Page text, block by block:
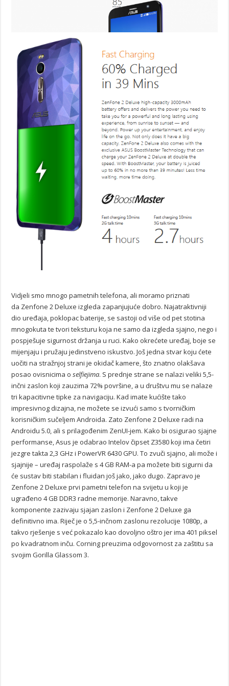
Vidjeli smo mnogo pametnih telefona, ali moramo priznati
da Zenfone 2 Deluxe izgleda zapanjujuće dobro. Najatraktivniji
dio uređaja, poklopac baterije, se sastoji od više od pet stotina
mnogokuta te tvori teksturu koja ne samo da izgleda sjajno, nego i
pospješuje sigurnost držanja u ruci. Kako okrećete uređaj, boje se
mijenjaju i pružaju jedinstveno iskustvo. Još jedna stvar koju ćete
uočiti na stražnjoj strani je okidač kamere, što znatno olakšava
posao ovisnicima oselfiejima. S prednje strane se nalazi veliki 5,5-
inčni zaslon koji zauzima 72% površine, a u društvu mu se nalaze
tri kapacitivne tipke za navigaciju. Kad imate kućište tako
impresivnog dizajna, ne možete se izvući samo s tvorničkim
korisničkim sučeljem Androida. Zato Zenfone 2 Deluxe radi na
Androidu 5.0, ali s prilagođenim ZenUI-jem. Kako bi osigurao sjajne
performanse, Asus je odabrao Intelov čipset Z3580 koji ima četiri
jezgre takta 2,3 GHz i PowerVR 6430 GPU. To zvuči sjajno, ali može i
sjajnije – uređaj raspolaže s 4 GB RAM-a pa možete biti sigurni da
će sustav biti stabilan i fluidan još jako, jako dugo. Zapravo je
Zenfone 2 Deluxe prvi pametni telefon na svijetu u koji je
ugrađeno 4 GB DDR3 radne memorije. Naravno, takve
komponente zazivaju sjajan zaslon i Zenfone 2 Deluxe ga
definitivno ima. Riječ je o 5,5-inčnom zaslonu rezolucije 1080p, a
takvo rješenje s već pokazalo kao dovoljno oštro jer ima 401 piksel
po kvadratnom inču. Corning preuzima odgovornost za zaštitu sa
svojim Gorilla Glassom 3.